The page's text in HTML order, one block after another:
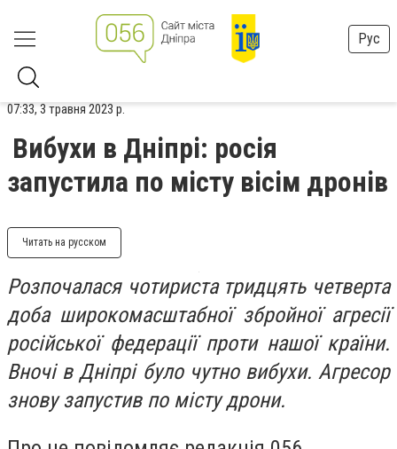
Рус
07:33, 3 травня 2023 р.
Вибухи в Дніпрі: росія
запустила по місту вісім дронів
Читать на русском
Розпочалася чотириста тридцять четверта
доба широкомасштабної збройної агресії
російської федерації проти нашої країни.
Вночi в Дніпрі було чутно вибухи. Агресор
знову запустив по місту дрони.